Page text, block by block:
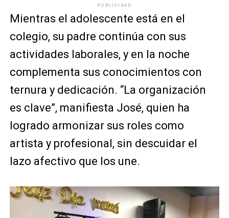
PUBLICIDAD
Mientras el adolescente está en el
colegio, su padre continúa con sus
actividades laborales, y en la noche
complementa sus conocimientos con
ternura y dedicación. “La organización
es clave”, manifiesta José, quien ha
logrado armonizar sus roles como
artista y profesional, sin descuidar el
lazo afectivo que los une.